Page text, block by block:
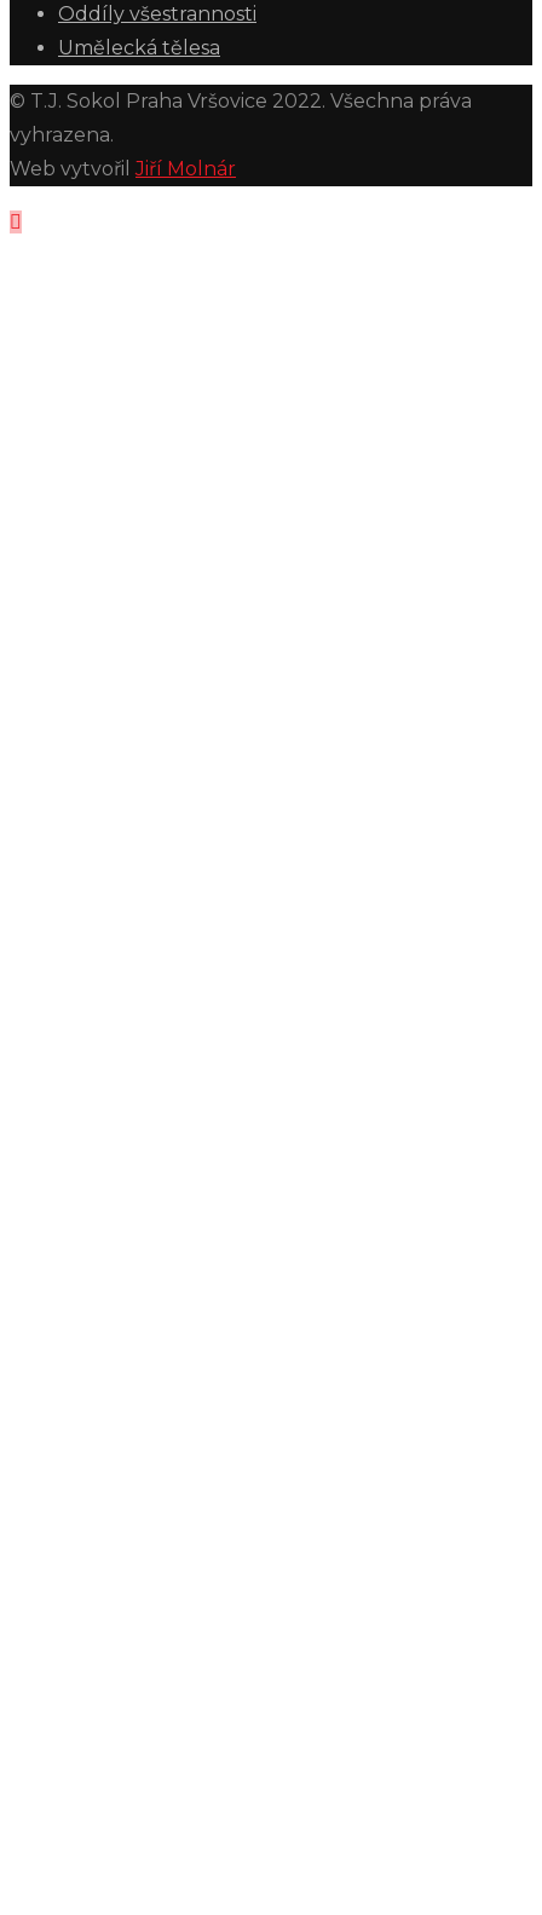
Oddíly všestrannosti
Umělecká tělesa
© T.J. Sokol Praha Vršovice 2022. Všechna práva
vyhrazena.
Web vytvořilJiří Molnár